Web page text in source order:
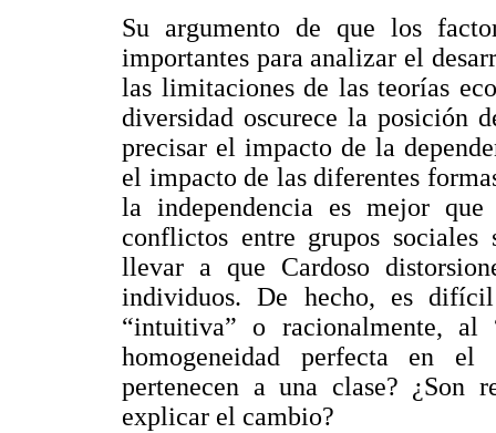
Su argumento de que los
importantes para analizar el
las limitaciones de las teorías
diversidad oscurece la posición
precisar el impacto de la
el impacto de las diferentes
la independencia es mejor
conflictos entre grupos
llevar a que Cardoso
individuos. De hecho, es
“intuitiva” o racionalmente, al
homogeneidad perfecta en
pertenecen a una clase? ¿Son
explicar el cambio?